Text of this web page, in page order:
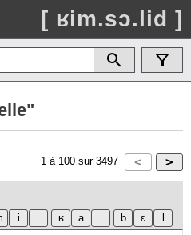
[ ʁim.sɔ.lid ]
1 à 100 sur 3497